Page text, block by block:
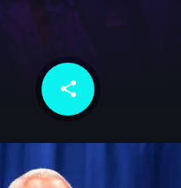
share
email